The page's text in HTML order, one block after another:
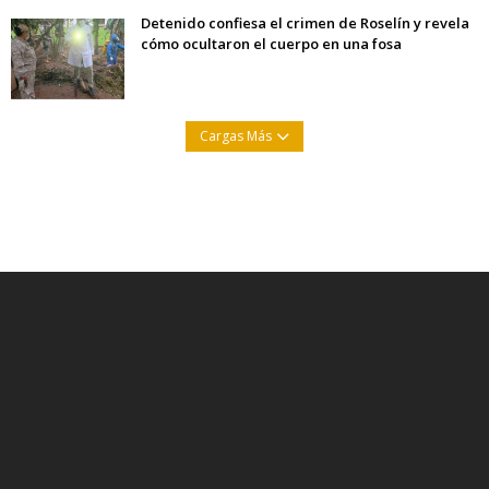
Detenido confiesa el crimen de Roselín y revela
cómo ocultaron el cuerpo en una fosa
Cargas Más